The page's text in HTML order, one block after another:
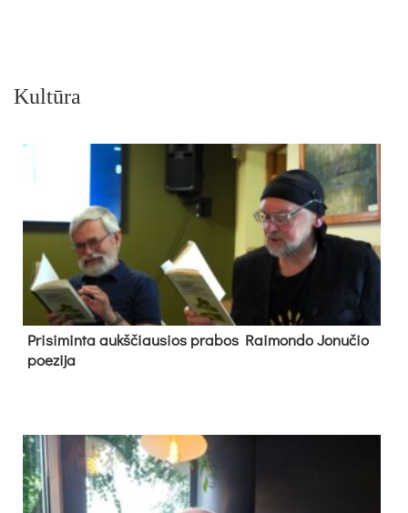
Kultūra
Pri­si­min­ta aukš­čiau­sios pra­bos Rai­mon­do Jo­nu­čio
poe­zi­ja